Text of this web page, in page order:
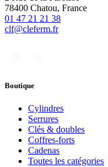
78400 Chatou, France
01 47 21 21 38
clf@cleferm.fr
Boutique
Cylindres
Serrures
Clés & doubles
Coffres-forts
Cadenas
Toutes les catégories